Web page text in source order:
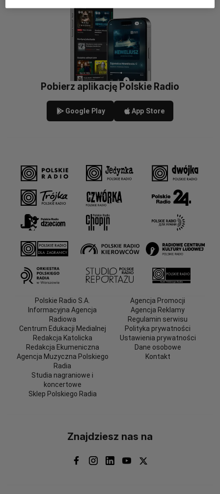
Pobierz aplikację Polskie Radio
Google Play App Store
Polskie Radio S.A.
Informacyjna Agencja
Radiowa
Centrum Edukacji Medialnej
Redakcja Katolicka
Redakcja Ekumeniczna
Agencja Muzyczna Polskiego
Radia
Studia nagraniowe i
koncertowe
Sklep Polskiego Radia
Agencja Promocji
Agencja Reklamy
Regulamin serwisu
Polityka prywatności
Ustawienia prywatności
Dane osobowe
Kontakt
Znajdziesz nas na